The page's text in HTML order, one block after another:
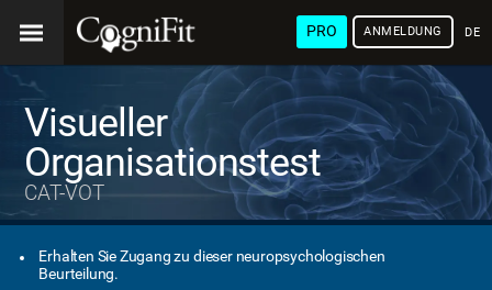
PRO ANMELDUNG
Visueller
Organisationstest
CAT-VOT
Erhalten Sie Zugang zu dieser neuropsychologischen
Beurteilung.